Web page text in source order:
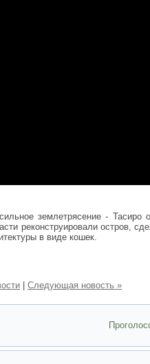
землетрясение -
реконструировали остров,
в виде кошек.
Следующая новость »